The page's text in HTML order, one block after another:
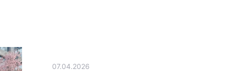
07.04.2026